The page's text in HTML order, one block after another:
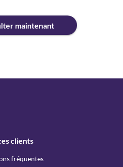
maintenant
clients
fréquentes